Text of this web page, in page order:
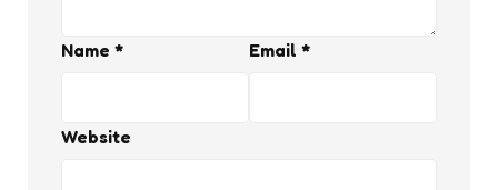
Name * Email *
Website